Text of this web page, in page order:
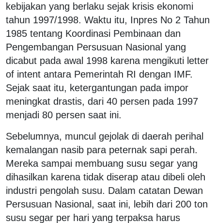
kebijakan yang berlaku sejak krisis ekonomi
tahun 1997/1998. Waktu itu, Inpres No 2 Tahun
1985 tentang Koordinasi Pembinaan dan
Pengembangan Persusuan Nasional yang
dicabut pada awal 1998 karena mengikuti letter
of intent antara Pemerintah RI dengan IMF.
Sejak saat itu, ketergantungan pada impor
meningkat drastis, dari 40 persen pada 1997
menjadi 80 persen saat ini.
Sebelumnya, muncul gejolak di daerah perihal
kemalangan nasib para peternak sapi perah.
Mereka sampai membuang susu segar yang
dihasilkan karena tidak diserap atau dibeli oleh
industri pengolah susu. Dalam catatan Dewan
Persusuan Nasional, saat ini, lebih dari 200 ton
susu segar per hari yang terpaksa harus